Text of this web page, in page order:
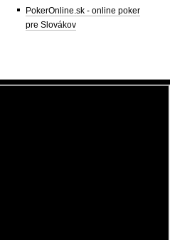
PokerOnline.sk - online poker
pre Slovákov